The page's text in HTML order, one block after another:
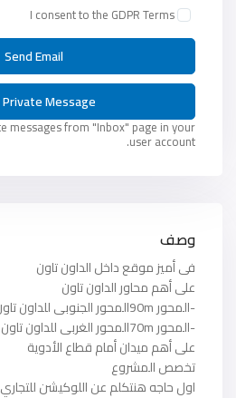
وصف
فى أميز موقع داخل الداون تاون
على أهم محاور الداون تاون
-المحور 90mالمحور الجنوبى للداون تاون
-المحور 70mالمحور الغربى للداون تاون
على أهم ميدان أمام قطاع الأدوية
تخصص المشروع
اول حاجه هنتكلم عن اللوكيشن
I consent to the GDPR Terms
messages from "Inbox" page in your
user account.